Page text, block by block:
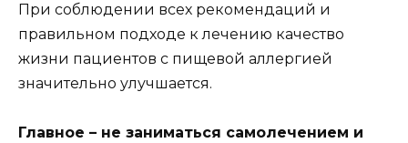
При соблюдении всех рекомендаций и
правильном подходе к лечению качество
жизни пациентов с пищевой аллергией
значительно улучшается.
Главное – не заниматься самолечением и